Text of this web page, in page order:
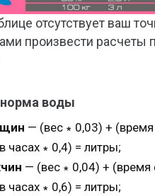
отсутствует ваш
произвести расчеты
воды
— (вес ∗ 0,03) +
часах ∗ 0,4) = литры;
— (вес ∗ 0,04) + (время
часах ∗ 0,6) = литры;